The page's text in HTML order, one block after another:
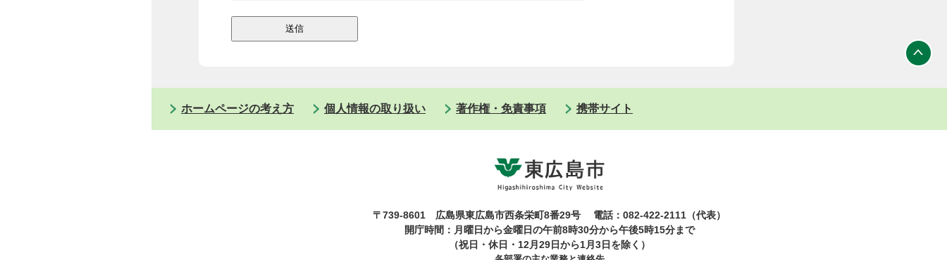
ホームページの考え方 個人情報の取り扱い 著作権・免責事項 携帯サイト
〒739-8601 広島県東広島市西条栄町8番29号
電話：082-422-2111（代表）
開庁時間：月曜日から金曜日の午前8時30分から午後5時15分まで
（祝日・休日・12月29日から1月3日を除く）